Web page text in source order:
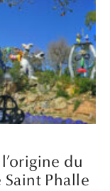
du
Phalle